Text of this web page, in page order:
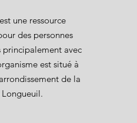
une ressource
des personnes
principalement avec
est situé à
de la